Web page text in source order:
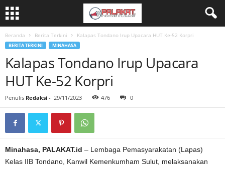
Beranda Berita Terkini Kalapas Tondano Irup Upacara HUT Ke-52 Korpri
BERITA TERKINI MINAHASA
Kalapas Tondano Irup Upacara
HUT Ke-52 Korpri
Penulis Redaksi - 29/11/2023 476 0
Minahasa, PALAKAT.id – Lembaga Pemasyarakatan (Lapas)
Kelas IIB Tondano, Kanwil Kemenkumham Sulut, melaksanakan